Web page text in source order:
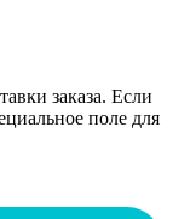
заказа. Если
поле для